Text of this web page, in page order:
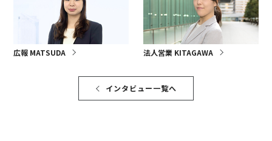
広報 MATSUDA 法人営業 KITAGAWA
インタビュー一覧へ